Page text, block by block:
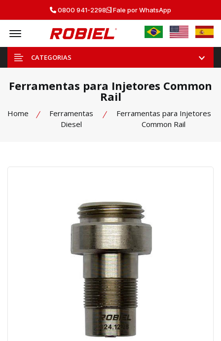
0800 941-2298 Fale por WhatsApp
Offcanvas Menu Open
CATEGORIAS
Ferramentas para Injetores Common
Rail
Home
Ferramentas
Diesel
Ferramentas para Injetores
Common Rail